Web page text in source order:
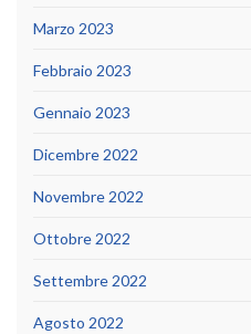
Marzo 2023
Febbraio 2023
Gennaio 2023
Dicembre 2022
Novembre 2022
Ottobre 2022
Settembre 2022
Agosto 2022